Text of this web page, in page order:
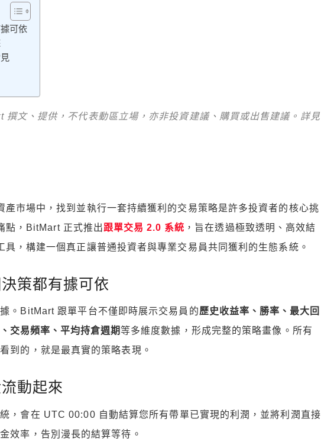
可依
撰文、提供，不代表動區立場，亦非投資建議、購買或出售建議。詳見
產市場中，找到並執行一套持續獲利的交易策略是許多投資者的核心挑
點，BitMart 正式推出跟單交易 2.0 系統 ，旨在透過極致透明、高效結
具，構建一個真正讓普通投資者與專業交易員共同獲利的生態系統。
策都有據可依
。BitMart 跟單平台不僅即時展示交易員的歷史收益率、勝率、最大回
交易頻率、平均持倉週期等多維度數據，形成完整的策略畫像。所有
到的，就是最真實的策略表現。
動起來
，會在 UTC 00:00 自動結算您所有帶單已實現的利潤，並將利潤直接
效率，告別漫長的結算等待。